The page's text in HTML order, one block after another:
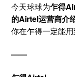
今天球球为乍得
的Airtel运营商介
你在乍得一定能用
——